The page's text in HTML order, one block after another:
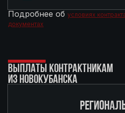
Подробнее об условиях
документах
ВЫПЛАТЫ КОНТРАКТНИКАМ
ИЗ НОВОКУБАНСКА